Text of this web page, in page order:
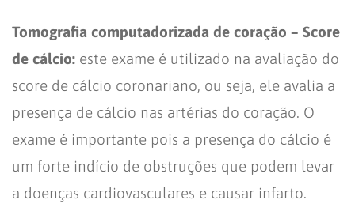
Tomografia computadorizada de coração – Score
de cálcio: este exame é utilizado na avaliação do
score de cálcio coronariano, ou seja, ele avalia a
presença de cálcio nas artérias do coração. O
exame é importante pois a presença do cálcio é
um forte indício de obstruções que podem levar
a doenças cardiovasculares e causar infarto.